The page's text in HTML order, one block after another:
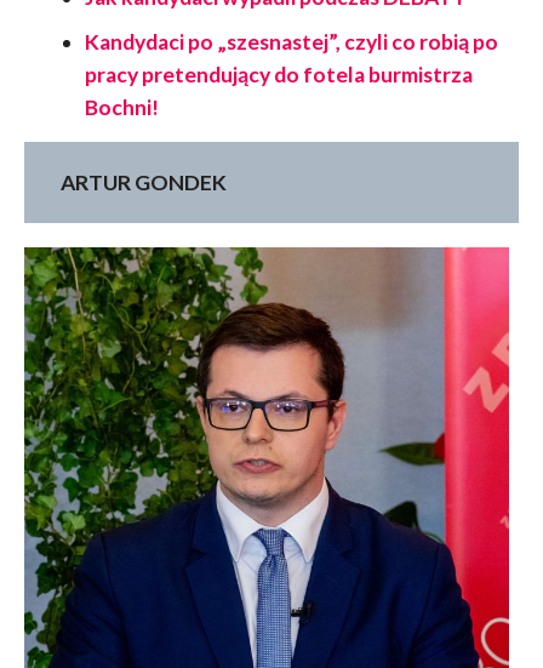
Kandydaci po „szesnastej”, czyli co robią po
pracy pretendujący do fotela burmistrza
Bochni!
ARTUR GONDEK